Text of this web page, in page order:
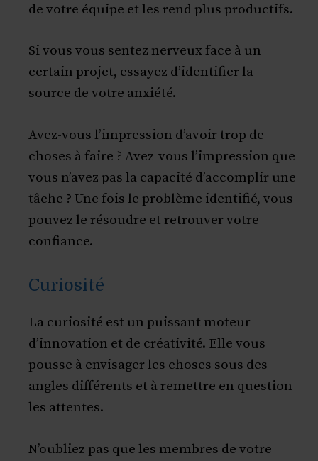
de votre équipe et les rend plus productifs.
Si vous vous sentez nerveux face à un
certain projet, essayez d’identifier la
source de votre anxiété.
Avez-vous l’impression d’avoir trop de
choses à faire ? Avez-vous l’impression que
vous n’avez pas la capacité d’accomplir une
tâche ? Une fois le problème identifié, vous
pouvez le résoudre et retrouver votre
confiance.
Curiosité
La curiosité est un puissant moteur
d’innovation et de créativité. Elle vous
pousse à envisager les choses sous des
angles différents et à remettre en question
les attentes.
N’oubliez pas que les membres de votre